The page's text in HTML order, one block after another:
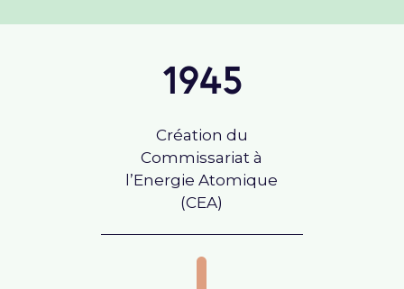
1945
Création du
Commissariat à
l’Energie Atomique
(CEA)